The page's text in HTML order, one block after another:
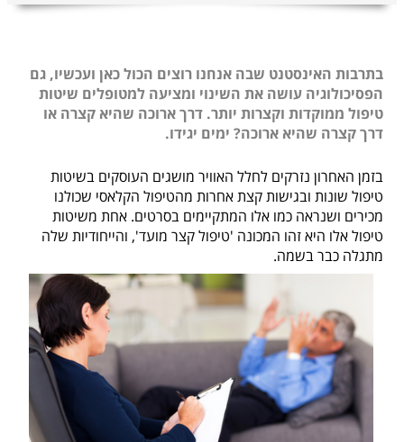
בתרבות האינסטנט שבה אנחנו רוצים הכול כאן ועכשיו, גם
הפסיכולוגיה עושה את השינוי ומציעה למטופלים שיטות
טיפול ממוקדות וקצרות יותר. דרך ארוכה שהיא קצרה או
דרך קצרה שהיא ארוכה? ימים יגידו.
בזמן האחרון נזרקים לחלל האוויר מושגים העוסקים בשיטות
טיפול שונות ובגישות קצת אחרות מהטיפול הקלאסי שכולנו
מכירים ושנראה כמו אלו המתקיימים בסרטים. אחת משיטות
טיפול אלו היא זהו המכונה 'טיפול קצר מועד', והייחודיות שלה
מתגלה כבר בשמה.